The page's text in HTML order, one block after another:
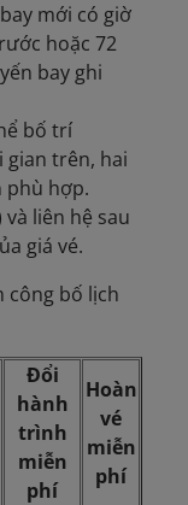
mới có giờ
hoặc 72
bay ghi
bố trí
gian trên, hai
phù hợp.
liên hệ sau
giá vé.
công bố lịch
Đổi
hành
trình
miễn
phí
Hoàn
vé
miễn
phí